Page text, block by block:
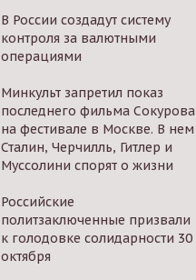
В России создадут систему
контроля за валютными
операциями
Минкульт запретил показ
последнего фильма Сокурова
на фестивале в Москве. В нем
Сталин, Черчилль, Гитлер и
Муссолини спорят о жизни
Российские
политзаключенные призвали
к голодовке солидарности 30
октября